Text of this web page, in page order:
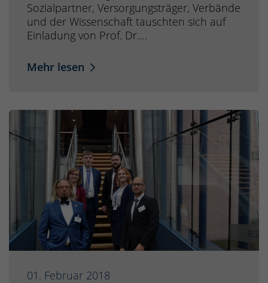
Sozialpartner, Versorgungsträger, Verbände
und der Wissenschaft tauschten sich auf
Einladung von Prof. Dr.…
Mehr lesen
01. Februar 2018